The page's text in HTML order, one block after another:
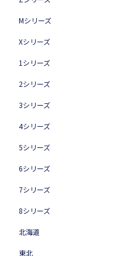
Mシリーズ
Xシリーズ
1シリーズ
2シリーズ
3シリーズ
4シリーズ
5シリーズ
6シリーズ
7シリーズ
8シリーズ
北海道
東北